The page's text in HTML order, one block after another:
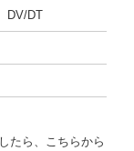
DV/DT
たら、こちらから